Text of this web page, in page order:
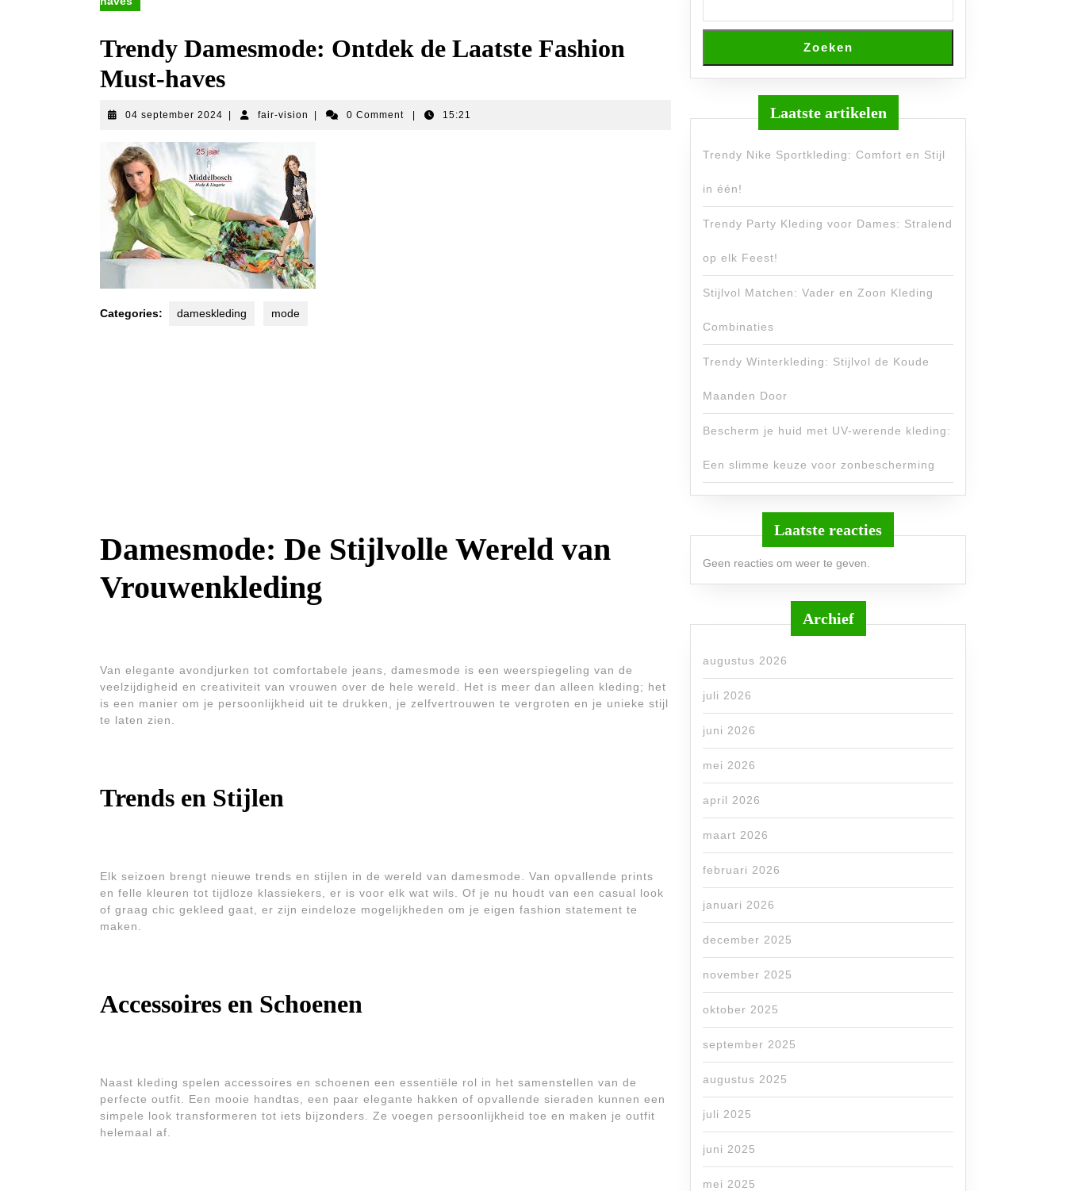
Trendy Damesmode: Ontdek de Laatste Fashion
Must-haves
04 september 2024 04
2024
fair-vision fair-
0 Comment 15:21
Categories: dameskleding mode
Damesmode: De Stijlvolle Wereld van
Vrouwenkleding
Van elegante avondjurken tot comfortabele jeans, damesmode is een weerspiegeling van de
veelzijdigheid en creativiteit van vrouwen over de hele wereld. Het is meer dan alleen kleding; het
is een manier om je persoonlijkheid uit te drukken, je zelfvertrouwen te vergroten en je unieke stijl
te laten zien.
Trends en Stijlen
Elk seizoen brengt nieuwe trends en stijlen in de wereld van damesmode. Van opvallende prints
en felle kleuren tot tijdloze klassiekers, er is voor elk wat wils. Of je nu houdt van een casual look
of graag chic gekleed gaat, er zijn eindeloze mogelijkheden om je eigen fashion statement te
maken.
Accessoires en Schoenen
Naast kleding spelen accessoires en schoenen een essentiële rol in het samenstellen van de
perfecte outfit. Een mooie handtas, een paar elegante hakken of opvallende sieraden kunnen een
simpele look transformeren tot iets bijzonders. Ze voegen persoonlijkheid toe en maken je outfit
helemaal af.
Zoeken
Laatste artikelen
Trendy Nike Sportkleding: Comfort en Stijl
in één!
Trendy Party Kleding voor Dames: Stralend
op elk Feest!
Stijlvol Matchen: Vader en Zoon Kleding
Combinaties
Trendy Winterkleding: Stijlvol de Koude
Maanden Door
Bescherm je huid met UV-werende kleding:
Een slimme keuze voor zonbescherming
Laatste reacties
Geen reacties om weer te geven.
Archief
augustus 2026
juli 2026
juni 2026
mei 2026
april 2026
maart 2026
februari 2026
januari 2026
december 2025
november 2025
oktober 2025
september 2025
augustus 2025
juli 2025
juni 2025
mei 2025